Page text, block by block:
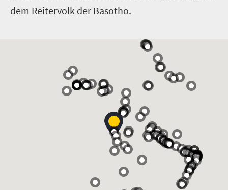
dem Reitervolk der Basotho.